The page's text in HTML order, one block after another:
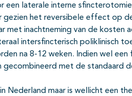
laterale interne
het reversibele effect op
met inachtneming van de kosten
intersfincterisch poliklinisch
na 8-12 weken. Indien wel
met de standaard
Nederland maar is wellicht een